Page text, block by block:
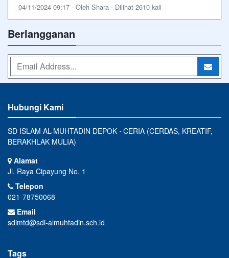
04/11/2024 09:17 - Oleh Shara - Dilihat 2610 kali
Berlangganan
Hubungi Kami
SD ISLAM AL-MUHTADIN DEPOK ⋅ CERIA (CERDAS, KREATIF,
BERAKHLAK MULIA)
Alamat
Jl. Raya Cipayung No. 1
Telepon
021-78750068
Email
sdimtd@sdi-almuhtadin.sch.id
Tags